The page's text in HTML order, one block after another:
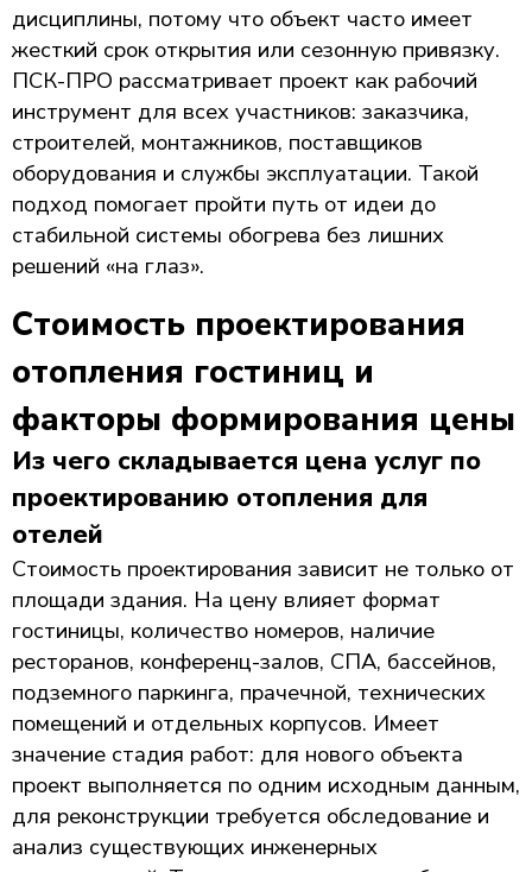
дисциплины, потому что объект часто имеет
жесткий срок открытия или сезонную привязку.
ПСК-ПРО рассматривает проект как рабочий
инструмент для всех участников: заказчика,
строителей, монтажников, поставщиков
оборудования и службы эксплуатации. Такой
подход помогает пройти путь от идеи до
стабильной системы обогрева без лишних
решений «на глаз».
Стоимость проектирования
отопления гостиниц и
факторы формирования цены
Из чего складывается цена услуг по
проектированию отопления для
отелей
Стоимость проектирования зависит не только от
площади здания. На цену влияет формат
гостиницы, количество номеров, наличие
ресторанов, конференц-залов, СПА, бассейнов,
подземного паркинга, прачечной, технических
помещений и отдельных корпусов. Имеет
значение стадия работ: для нового объекта
проект выполняется по одним исходным данным,
для реконструкции требуется обследование и
анализ существующих инженерных